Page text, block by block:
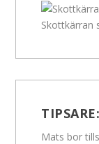
Skottkärran
TIPSARE:
Mats bor